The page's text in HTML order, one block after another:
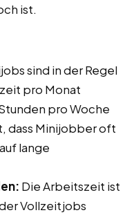
ist.
sind in der Regel
pro Monat
pro Woche
dass Minijobber oft
lange
Die Arbeitszeit ist
Vollzeitjobs